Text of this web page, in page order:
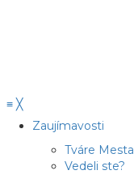
≡ ╳
Zaujímavosti
Tváre Mesta
Vedeli ste?